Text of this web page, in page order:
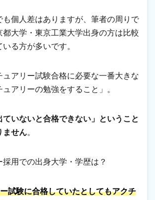
も個人差はありますが、筆者の周りで
都大学・東京工業大学出身の方は比較
る方が多いです。
ュアリー試験合格に必要な一番大きな
アリーの勉強をすること」。
ていないと合格できない」ということ
ません。
採用での出身大学・学歴は？
試験に合格していたとしてもアクチ